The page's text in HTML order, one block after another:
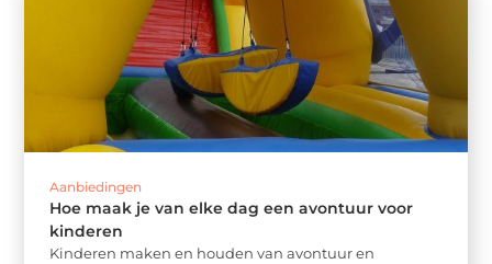
Aanbiedingen
Hoe maak je van elke dag een avontuur voor
kinderen
Kinderen maken en houden van avontuur en